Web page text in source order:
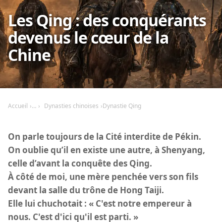
Les Qing : des conquérants
devenus le cœur de la
Chine
Accueil Dynasties chinoises Dynastie Qing
On parle toujours de la Cité interdite de Pékin.
On oublie qu’il en existe une autre, à Shenyang,
celle d’avant la conquête des Qing.
À côté de moi, une mère penchée vers son fils
devant la salle du trône de Hong Taiji.
Elle lui chuchotait : « C'est notre empereur à
nous. C'est d'ici qu'il est parti. »